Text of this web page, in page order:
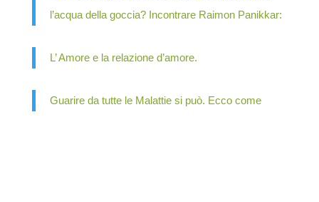
l’acqua della goccia? Incontrare Raimon Panikkar:
L’ Amore e la relazione d’amore.
Guarire da tutte le Malattie si può. Ecco come